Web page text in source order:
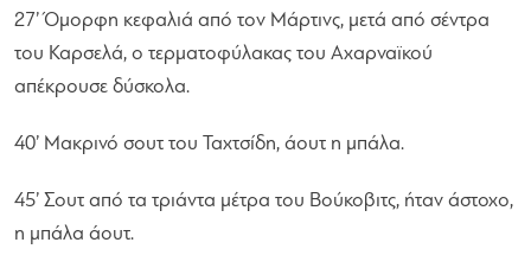
27’ Όμορφη κεφαλιά από τον Μάρτινς, μετά από σέντρα
του Καρσελά, ο τερματοφύλακας του Αχαρναϊκού
απέκρουσε δύσκολα.
40’ Μακρινό σουτ του Ταχτσίδη, άουτ η μπάλα.
45’ Σουτ από τα τριάντα μέτρα του Βούκοβιτς, ήταν άστοχο,
η μπάλα άουτ.